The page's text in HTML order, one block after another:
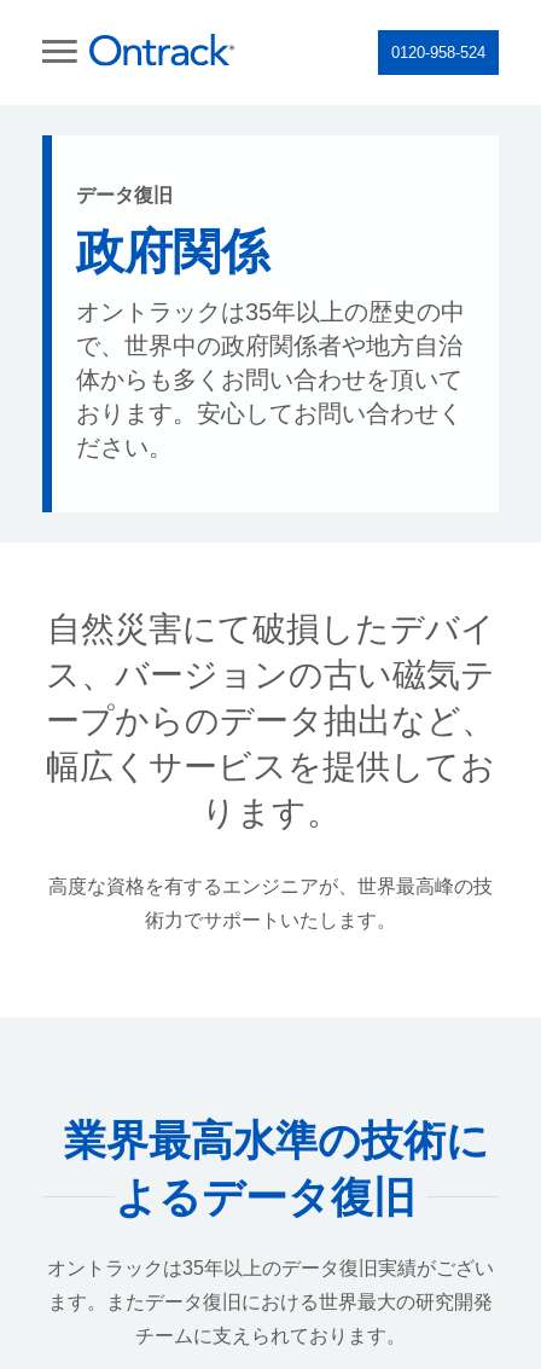
0120-958-524
データ復旧
政府関係
オントラックは35年以上の歴史の中
で、世界中の政府関係者や地方自治
体からも多くお問い合わせを頂いて
おります。安心してお問い合わせく
ださい。
自然災害にて破損したデバイ
ス、バージョンの古い磁気テ
ープからのデータ抽出など、
幅広くサービスを提供してお
ります。
高度な資格を有するエンジニアが、世界最高峰の技
術力でサポートいたします。
業界最高水準の技術に
よるデータ復旧
オントラックは35年以上のデータ復旧実績がござい
ます。またデータ復旧における世界最大の研究開発
チームに支えられております。